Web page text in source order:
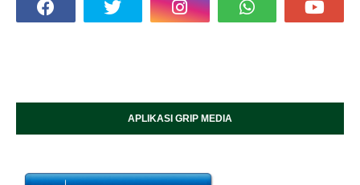
APLIKASI GRIP MEDIA